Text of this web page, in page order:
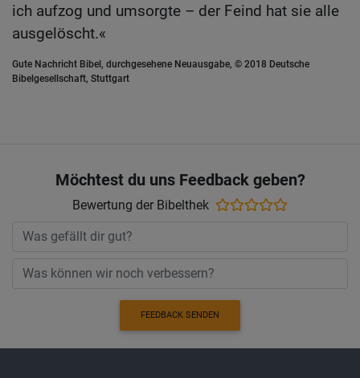
ich aufzog und umsorgte – der Feind hat sie alle
ausgelöscht.«
Gute Nachricht Bibel, durchgesehene Neuausgabe, © 2018 Deutsche
Bibelgesellschaft, Stuttgart
Möchtest du uns Feedback geben?
Bewertung der Bibelthek
FEEDBACK SENDEN